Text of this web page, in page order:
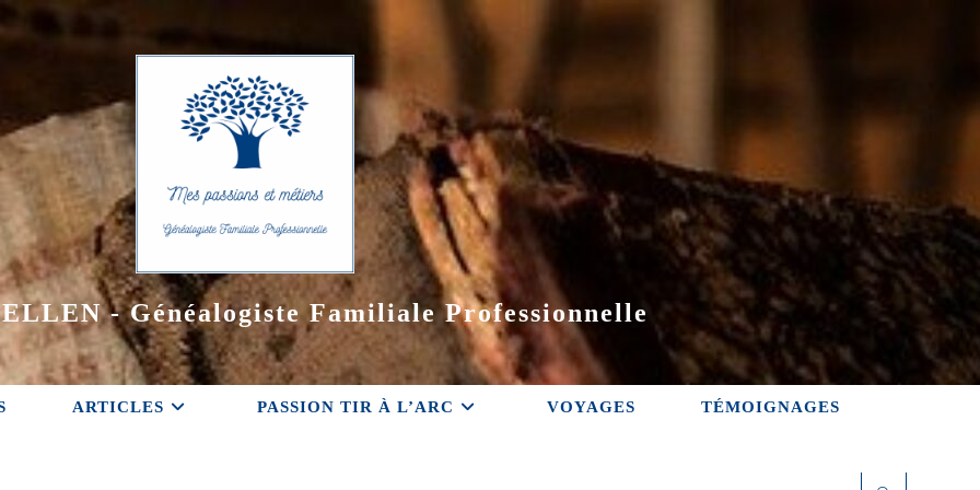
- Généalogiste Familiale Professionnelle
ARTICLES PASSION TIR À L’ARC VOYAGES TÉMOIGNAGES